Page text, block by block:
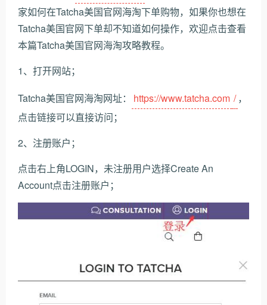
家如何在Tatcha美国官网海淘下单购物，如果你也想在
Tatcha美国官网下单却不知道如何操作，欢迎点击查看
本篇Tatcha美国官网海淘攻略教程。
1、打开网站；
Tatcha美国官网海淘网址：
https://www.tatcha.com / ，
点击链接可以直接访问；
2、注册账户；
点击右上角LOGIN，未注册用户选择Create An
Account点击注册账户；